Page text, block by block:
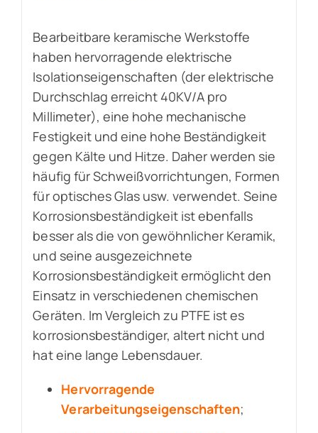
Bearbeitbare keramische Werkstoffe
haben hervorragende elektrische
Isolationseigenschaften (der elektrische
Durchschlag erreicht 40KV/A pro
Millimeter), eine hohe mechanische
Festigkeit und eine hohe Beständigkeit
gegen Kälte und Hitze. Daher werden sie
häufig für Schweißvorrichtungen, Formen
für optisches Glas usw. verwendet. Seine
Korrosionsbeständigkeit ist ebenfalls
besser als die von gewöhnlicher Keramik,
und seine ausgezeichnete
Korrosionsbeständigkeit ermöglicht den
Einsatz in verschiedenen chemischen
Geräten. Im Vergleich zu PTFE ist es
korrosionsbeständiger, altert nicht und
hat eine lange Lebensdauer.
Hervorragende
Verarbeitungseigenschaften;